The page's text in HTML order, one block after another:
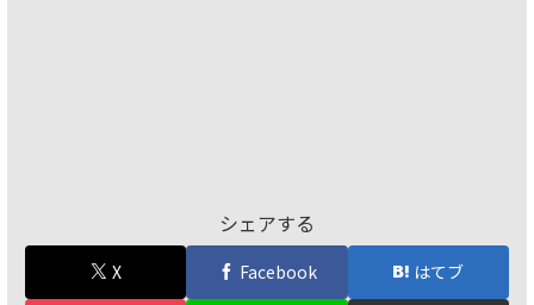
シェアする
X Facebook はてブ